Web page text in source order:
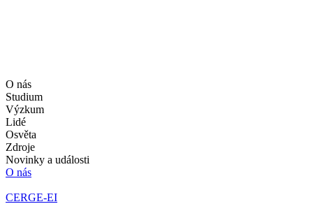
O nás
Studium
Výzkum
Lidé
Osvěta
Zdroje
Novinky a události
O nás
CERGE-EI